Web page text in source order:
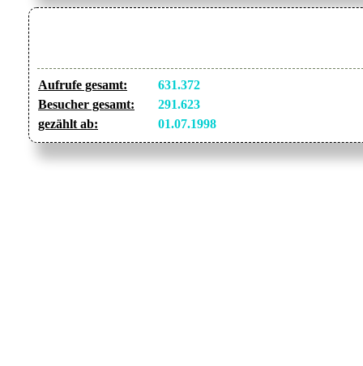
Aufrufe gesamt:
631.372
Besucher gesamt:
291.623
gezählt ab:
01.07.1998